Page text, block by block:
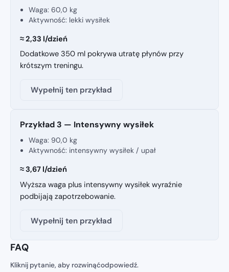
Waga:60,0 kg
Aktywność: lekki wysiłek
≈ 2,33 l/dzień
Dodatkowe 350 ml pokrywa utratę płynów przy
krótszym treningu.
Wypełnij ten przykład
Przykład 3 — Intensywny wysiłek
Waga: 90,0 kg
Aktywność: intensywny wysiłek / upał
≈ 3,67 l/dzień
Wyższa waga plus intensywny wysiłek wyraźnie
podbijają zapotrzebowanie.
Wypełnij ten przykład
FAQ